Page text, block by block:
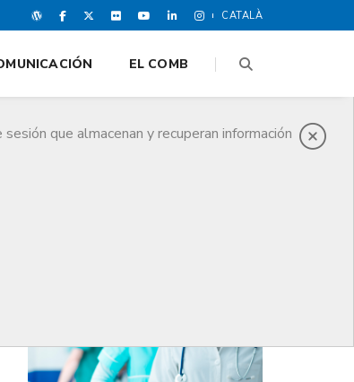
CATALÀ
que almacenan y recuperan información
EL COMB